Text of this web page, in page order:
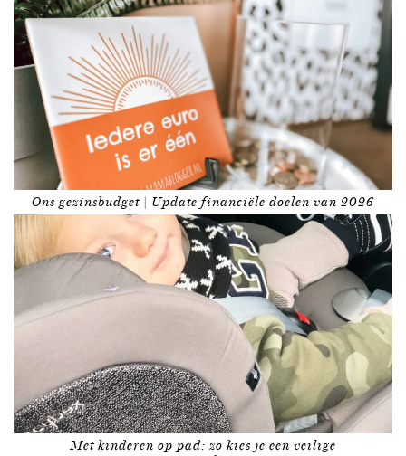
Ons gezinsbudget | Update financiële doelen van 2026
Met kinderen op pad: zo kies je een veilige